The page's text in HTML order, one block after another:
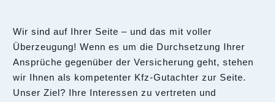
Wir sind auf Ihrer Seite – und das mit voller
Überzeugung! Wenn es um die Durchsetzung Ihrer
Ansprüche gegenüber der Versicherung geht, stehen
wir Ihnen als kompetenter Kfz-Gutachter zur Seite.
Unser Ziel? Ihre Interessen zu vertreten und